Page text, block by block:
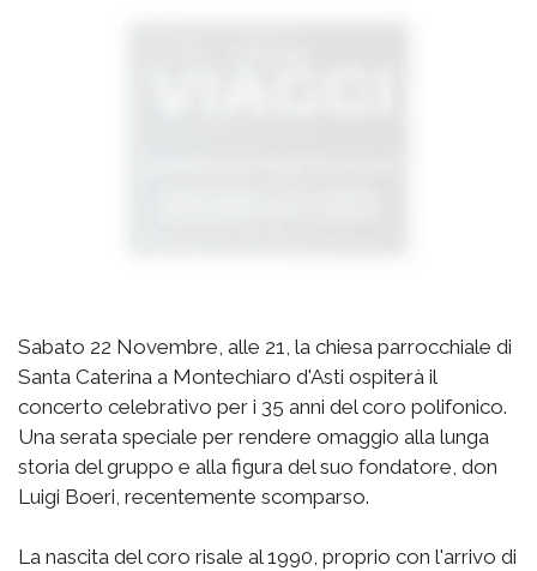
Sabato 22 Novembre, alle 21, la chiesa parrocchiale di
Santa Caterina a Montechiaro d'Asti ospiterà il
concerto celebrativo per i 35 anni del coro polifonico.
Una serata speciale per rendere omaggio alla lunga
storia del gruppo e alla figura del suo fondatore, don
Luigi Boeri, recentemente scomparso.
La nascita del coro risale al 1990, proprio con l'arrivo di